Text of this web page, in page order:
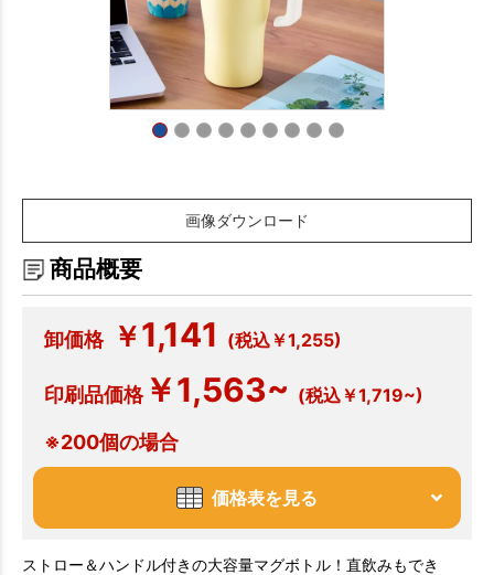
画像ダウンロード
商品概要
卸価格 ￥1,141 (税込￥1,255)
印刷品価格￥1,563~ (税込￥1,719~)
※200個の場合
価格表を見る
ストロー＆ハンドル付きの大容量マグボトル！直飲みもでき